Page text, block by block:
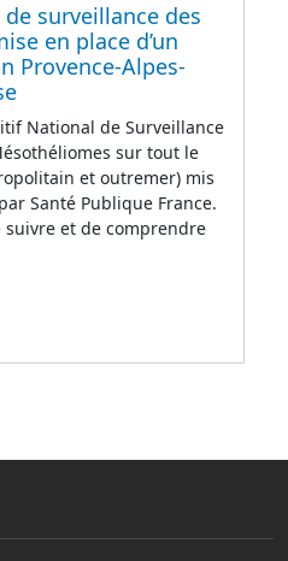
surveillance des
en place d’un
Provence-Alpes-
National de Surveillance
sur tout le
et outremer) mis
Santé Publique France.
et de comprendre